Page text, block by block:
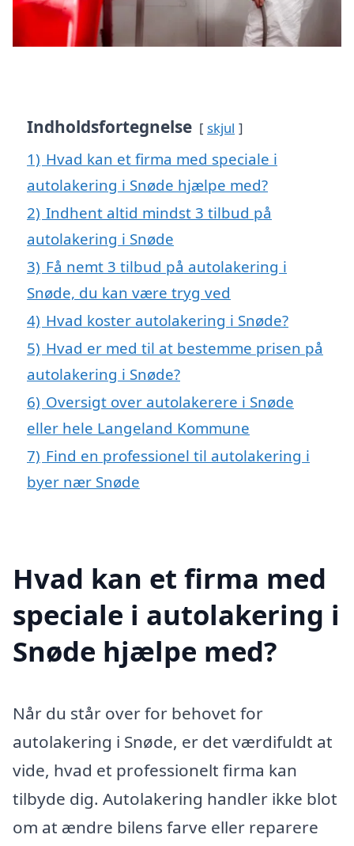
Indholdsfortegnelse skjul
1) Hvad kan et firma med speciale i
autolakering i Snøde hjælpe med?
2) Indhent altid mindst 3 tilbud på
autolakering i Snøde
3) Få nemt 3 tilbud på autolakering i
Snøde, du kan være tryg ved
4) Hvad koster autolakering i Snøde?
5) Hvad er med til at bestemme prisen på
autolakering i Snøde?
6) Oversigt over autolakerere i Snøde
eller hele Langeland Kommune
7) Find en professionel til autolakering i
byer nær Snøde
Hvad kan et firma med
speciale i autolakering i
Snøde hjælpe med?
Når du står over for behovet for
autolakering i Snøde, er det værdifuldt at
vide, hvad et professionelt firma kan
tilbyde dig. Autolakering handler ikke blot
om at ændre bilens farve eller reparere